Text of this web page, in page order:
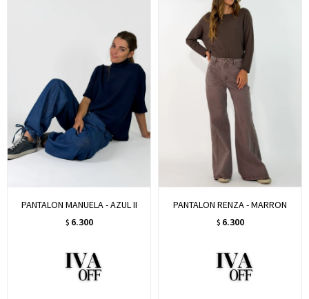
PANTALON MANUELA - AZUL II
$ 6.300
PANTALON RENZA - MARRON
$ 6.300